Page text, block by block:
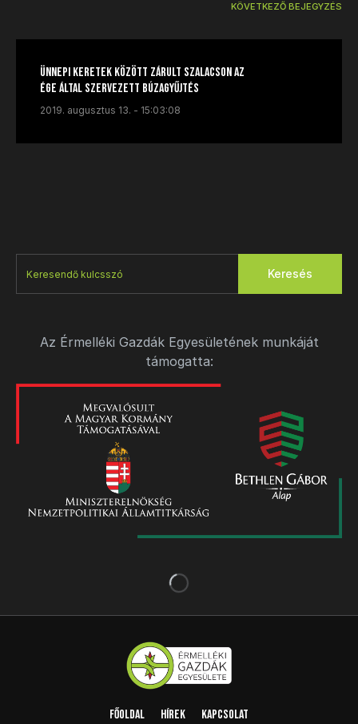
KÖVETKEZŐ BEJEGYZÉS
Ünnepi keretek között zárult Szalacson az
ÉGE által szervezett búzagyűjtés
2019. augusztus 13. - 15:03:08
Keresés
Az Érmelléki Gazdák Egyesületének munkáját
támogatta:
Főoldal Hírek Kapcsolat